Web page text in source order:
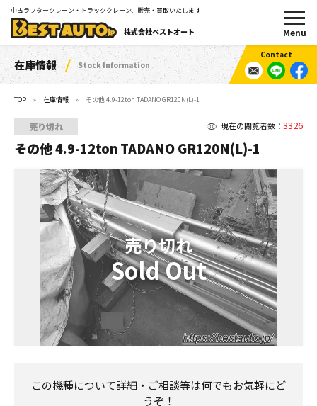
中古ラフタークレーン・トラッククレーン、販売・買取いたします
株式会社ベストオート
在庫情報 Stock Information
TOP 在庫情報 その他 4.9-12ton TADANO GR120N(L)-1
現在の閲覧者数： 3326
売り切れ
その他 4.9-12ton TADANO GR120N(L)-1
この機種について詳細・ご相談等は何でもお気軽にど
うぞ！